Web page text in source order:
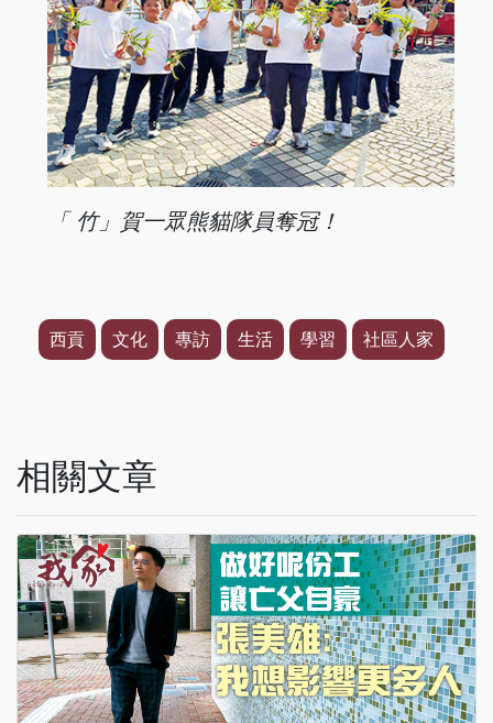
「 竹」賀一眾熊貓隊員奪冠！
西貢 文化 專訪 生活 學習 社區人家
相關文章